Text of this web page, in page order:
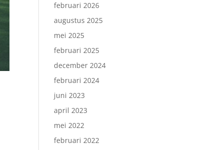
februari 2026
augustus 2025
mei 2025
februari 2025
december 2024
februari 2024
juni 2023
april 2023
mei 2022
februari 2022